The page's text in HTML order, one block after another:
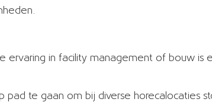
ervaring in facility management of bouw is
pad te gaan om bij diverse horecalocaties